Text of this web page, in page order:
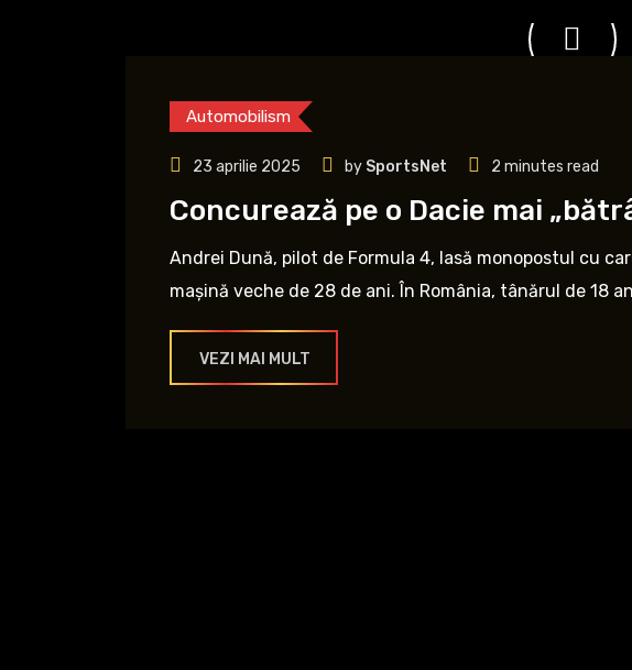
Automobilism
23 aprilie 2025 by SportsNet 2 minutes read
Concurează pe o Dacie mai
Andrei Dună, pilot de Formula 4, lasă monopostul cu
mașină veche de 28 de ani. În România, tânărul de 18
VEZI MAI MULT